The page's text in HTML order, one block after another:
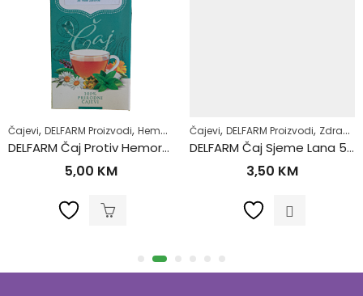
,Zdrav život
Čajevi, DELFARM Proizvodi, Hemoroidi ,Samoliječenje, Zdrav život
DELFARM Čaj Protiv Hemoroida 50g
5,00 KM
Čajevi, DELFARM Proizvodi, Zdrav život
DELFARM Čaj Sjeme Lana 50g
3,50 KM